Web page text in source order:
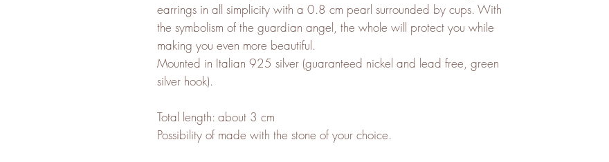
earrings in all simplicity with a 0.8 cm pearl surrounded by cups. With
the symbolism of the guardian angel, the whole will protect you while
making you even more beautiful.
Mounted in Italian 925 silver (guaranteed nickel and lead free, green
silver hook).
Total length: about 3 cm
Possibility of made with the stone of your choice.